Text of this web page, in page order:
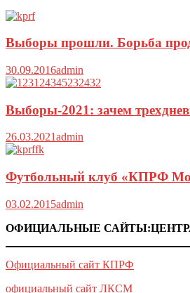
Выборы прошли. Борьба
30.09.2016admin
Выборы-2021: зачем
26.03.2021admin
Футбольный клуб «КПРФ
03.02.2015admin
ОФИЦИАЛЬНЫЕ
Официальный сайт КПРФ
официальный сайт ЛКСМ